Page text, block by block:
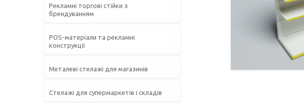
Рекламні торгові стійки з
брендуванням
POS-матеріали та рекламні
конструкції
Металеві стелажі для магазинів
Стелажі для супермаркетів і складів